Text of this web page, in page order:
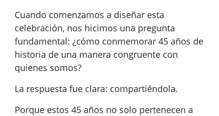
Cuando comenzamos a diseñar esta
celebración, nos hicimos una pregunta
fundamental: ¿cómo conmemorar 45 años de
historia de una manera congruente con
quienes somos?
La respuesta fue clara: compartiéndola.
Porque estos 45 años no solo pertenecen a